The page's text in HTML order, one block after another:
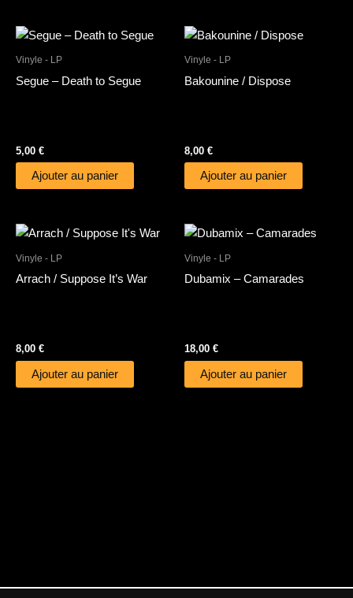
Vinyle - LP
Segue – Death to Segue
5,00 €
Ajouter au panier
Vinyle - LP
Bakounine / Dispose
8,00 €
Ajouter au panier
Vinyle - LP
Arrach / Suppose It’s War
8,00 €
Ajouter au panier
Vinyle - LP
Dubamix – Camarades
18,00 €
Ajouter au panier